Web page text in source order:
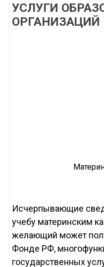
УСЛУГИ
ОРГАНИЗАЦИЙ
Исчерпывающие
учебу материнским
желающий может
Фонде РФ,
государственных